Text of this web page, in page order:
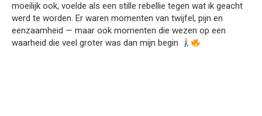
moeilijk ook, voelde als een stille rebellie tegen wat ik geacht
werd te worden. Er waren momenten van twijfel, pijn en
eenzaamheid — maar ook momenten die wezen op een
waarheid die veel groter was dan mijn begin